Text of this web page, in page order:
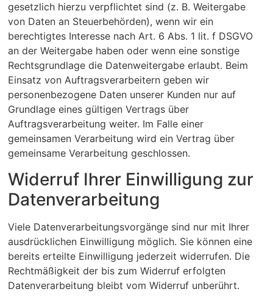
gesetzlich hierzu verpflichtet sind (z. B. Weitergabe
von Daten an Steuerbehörden), wenn wir ein
berechtigtes Interesse nach Art. 6 Abs. 1 lit. f DSGVO
an der Weitergabe haben oder wenn eine sonstige
Rechtsgrundlage die Datenweitergabe erlaubt. Beim
Einsatz von Auftragsverarbeitern geben wir
personenbezogene Daten unserer Kunden nur auf
Grundlage eines gültigen Vertrags über
Auftragsverarbeitung weiter. Im Falle einer
gemeinsamen Verarbeitung wird ein Vertrag über
gemeinsame Verarbeitung geschlossen.
Widerruf Ihrer Einwilligung zur
Datenverarbeitung
Viele Datenverarbeitungsvorgänge sind nur mit Ihrer
ausdrücklichen Einwilligung möglich. Sie können eine
bereits erteilte Einwilligung jederzeit widerrufen. Die
Rechtmäßigkeit der bis zum Widerruf erfolgten
Datenverarbeitung bleibt vom Widerruf unberührt.